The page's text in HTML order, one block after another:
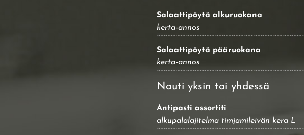
Salaattipöytä alkuruokana
kerta-annos
Salaattipöytä pääruokana
kerta-annos
Nauti yksin tai yhdessä
Antipasti assortiti
alkupalalajitelma timjamileivän kera L